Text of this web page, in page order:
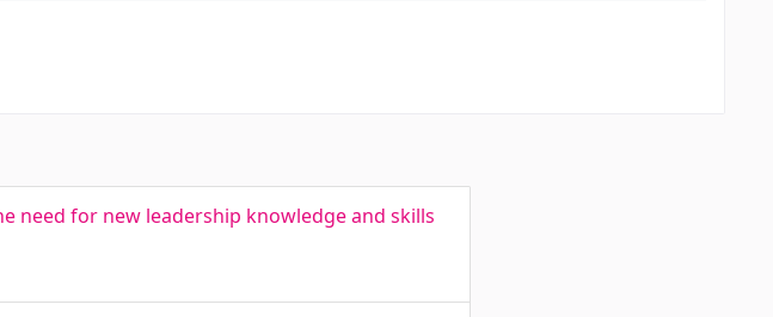
need for new leadership knowledge and skills